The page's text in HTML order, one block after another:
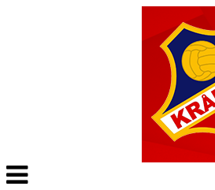
Veksle
navigasjon